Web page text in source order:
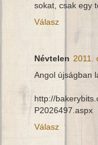
sokat, csak egy
Válasz
Névtelen 2011.
Angol újságban
http://
P2026497.aspx
Válasz